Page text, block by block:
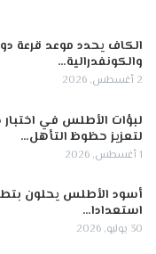
الكاف يحدد موعد قرعة
والكونفدرالية…
2 أغسطس, 2026
لبؤات الأطلس في
لتعزيز حظوظ التأهل…
1 أغسطس, 2026
أسود الأطلس يحلون
استعدادا…
30 يوليو, 2026